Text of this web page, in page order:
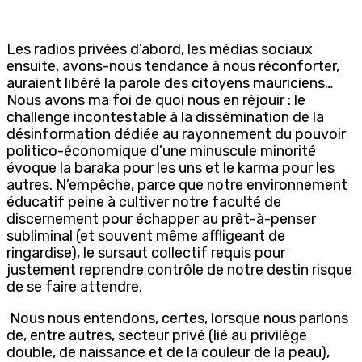
Les radios privées d’abord, les médias sociaux
ensuite, avons-nous tendance à nous réconforter,
auraient libéré la parole des citoyens mauriciens…
Nous avons ma foi de quoi nous en réjouir : le
challenge incontestable à la dissémination de la
désinformation dédiée au rayonnement du pouvoir
politico-économique d’une minuscule minorité
évoque la baraka pour les uns et le karma pour les
autres. N’empêche, parce que notre environnement
éducatif peine à cultiver notre faculté de
discernement pour échapper au prêt-à-penser
subliminal (et souvent même affligeant de
ringardise), le sursaut collectif requis pour
justement reprendre contrôle de notre destin risque
de se faire attendre.
Nous nous entendons, certes, lorsque nous parlons
de, entre autres, secteur privé (lié au privilège
double, de naissance et de la couleur de la peau),